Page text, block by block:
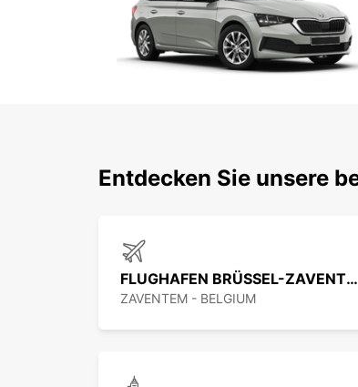
Entdecken Sie unsere
FLUGHAFEN BRÜSSEL-ZAVENTEM
ZAVENTEM - BELGIUM